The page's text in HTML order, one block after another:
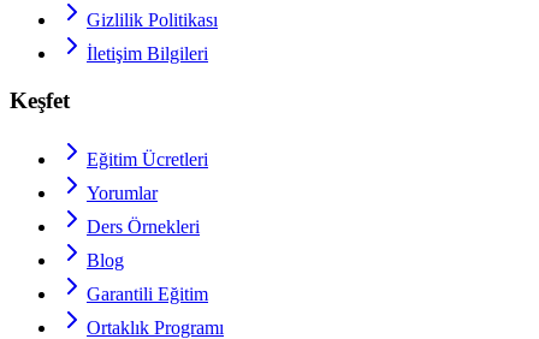
Gizlilik Politikası
İletişim Bilgileri
Keşfet
Eğitim Ücretleri
Yorumlar
Ders Örnekleri
Blog
Garantili Eğitim
Ortaklık Programı